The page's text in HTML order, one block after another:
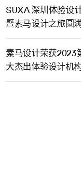
SUXA 深圳体验设
暨素马设计之旅圆
素马设计荣获2023
大杰出体验设计机